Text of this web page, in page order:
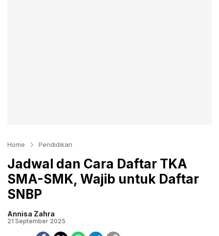
Home Pendidikan
Jadwal dan Cara Daftar TKA
SMA-SMK, Wajib untuk Daftar
SNBP
Annisa Zahra
21 September 2025